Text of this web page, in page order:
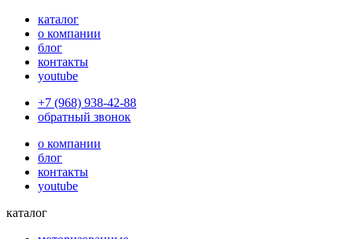
каталог
о компании
блог
контакты
youtube
+7 (968) 938-42-88
обратный звонок
о компании
блог
контакты
youtube
каталог